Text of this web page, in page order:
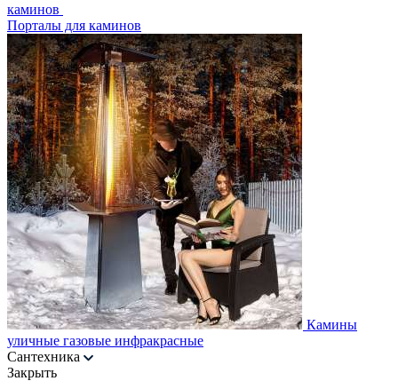
каминов
Порталы для каминов
Камины
уличные газовые инфракрасные
Сантехника
Закрыть